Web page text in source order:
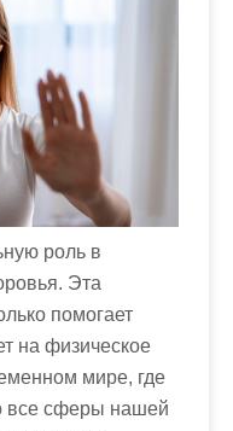
роль в
Эта
помогает
на физическое
мире, где
все сферы нашей